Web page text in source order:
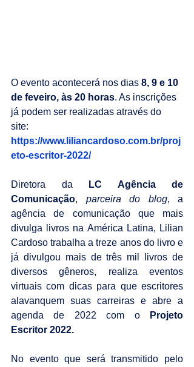
O evento acontecerá nos dias 8, 9 e 10
de feveiro, às 20 horas. As inscrições
já podem ser realizadas através do
site:
https://www.liliancardoso.com.br/proj
eto-escritor-2022/
Diretora da
LC Agência de
Comunicação, parceira do blog, a
agência de comunicação que mais
divulga livros na América Latina, Lilian
Cardoso trabalha a treze anos do livro e
já divulgou mais de três mil livros de
diversos gêneros, realiza eventos
virtuais com dicas para que escritores
alavanquem suas carreiras e abre a
agenda de 2022 com o
Projeto
Escritor 2022.
No evento que será transmitido pelo